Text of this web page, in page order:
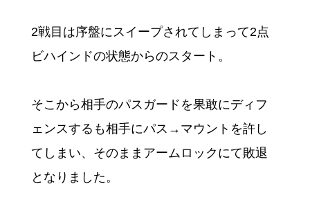
2戦目は序盤にスイープされてしまって2点
ビハインドの状態からのスタート。
そこから相手のパスガードを果敢にディフ
ェンスするも相手にパス→マウントを許し
てしまい、そのままアームロックにて敗退
となりました。